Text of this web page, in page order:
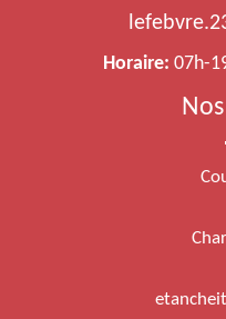
Horaire: 07h-